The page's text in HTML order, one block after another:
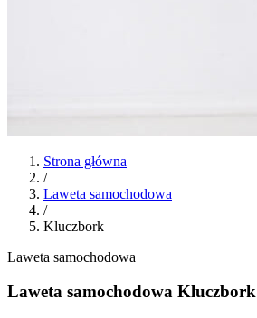
Strona główna
/
Laweta samochodowa
/
Kluczbork
Laweta samochodowa
Laweta samochodowa Kluczbork